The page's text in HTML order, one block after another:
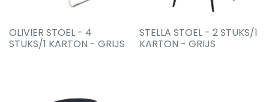
OLIVIER STOEL - 4
STUKS/1 KARTON - GRIJS
STELLA STOEL - 2 STUKS/1
KARTON - GRIJS